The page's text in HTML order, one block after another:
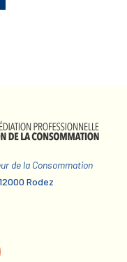
de la Consommation
Rodez